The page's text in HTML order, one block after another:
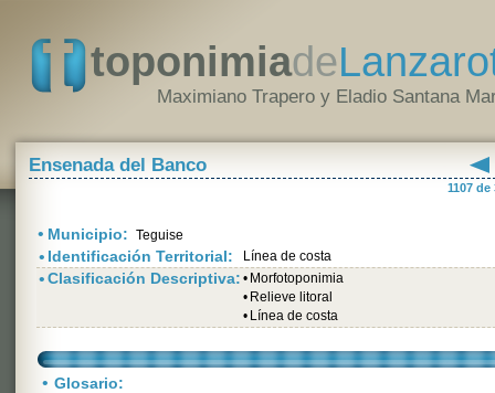
toponimiade
Maximiano Trapero y Eladio Santana
Ensenada del Banco
1107 de
• Municipio: Teguise
• Identificación Territorial: Línea de costa
•Clasificación Descriptiva: • Morfotoponimia
• Relieve litoral
• Línea de costa
• Glosario: